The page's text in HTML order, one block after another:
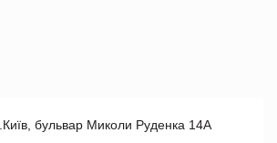
бульвар Миколи Руденка 14А